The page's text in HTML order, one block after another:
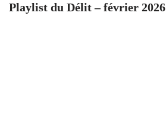
Playlist du Délit – février 2026